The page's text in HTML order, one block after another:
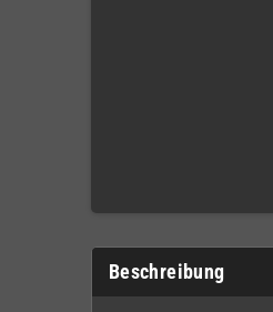
Beschreibung